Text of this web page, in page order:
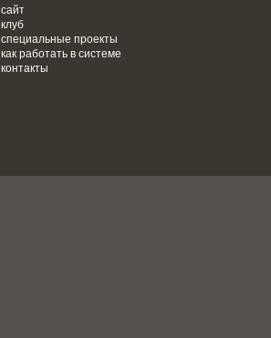
сайт
клуб
специальные проекты
как работать в системе
контакты